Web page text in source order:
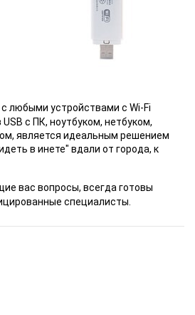
с любыми устройствами с Wi-Fi
с ПК, ноутбуком, нетбуком,
является идеальным решением
в инете" вдали от города, к
вас вопросы, всегда готовы
специалисты.